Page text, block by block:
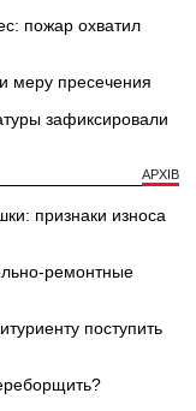
пожар охватил
меру пресечения
зафиксировали
АРХІВ
признаки износа
ремонтные
поступить